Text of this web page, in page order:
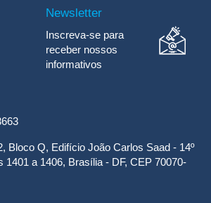
Newsletter
Inscreva-se para
receber nossos
informativos
Bloco Q, Edifício João Carlos Saad - 14º
1401 a 1406, Brasília - DF, CEP 70070-